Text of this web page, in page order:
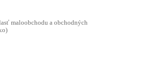
maloobchodu a obchodných